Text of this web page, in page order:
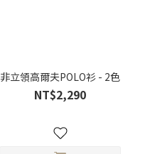
非立領高爾夫POLO衫 - 2色
NT$2,290